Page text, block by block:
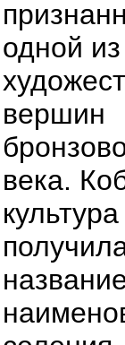
одной из
вершин
века.
культура